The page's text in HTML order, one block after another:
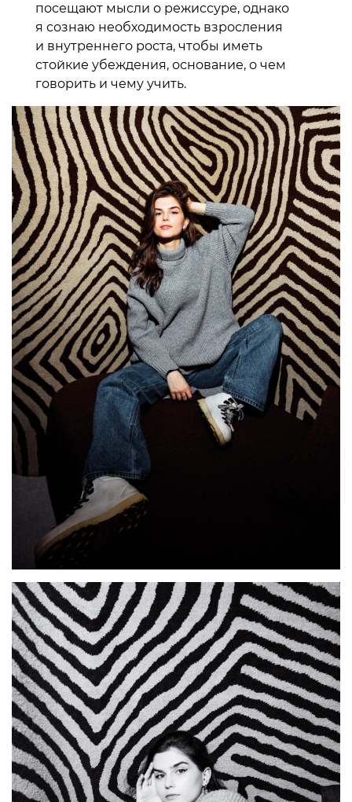
посещают мысли о режиссуре, однако
я сознаю необходимость взросления
и внутреннего роста, чтобы иметь
стойкие убеждения, основание, о чем
говорить и чему учить.